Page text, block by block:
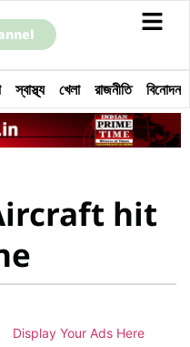
স্বাস্থ্য খেলা রাজনীতি বিনোদন
hit
Display Your Ads Here